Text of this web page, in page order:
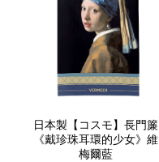
日本製【コスモ】長門簾
《戴珍珠耳環的少女》維
梅爾藍